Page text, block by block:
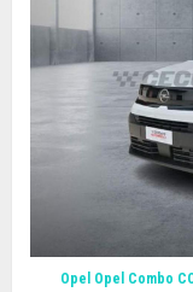
Opel Opel Combo